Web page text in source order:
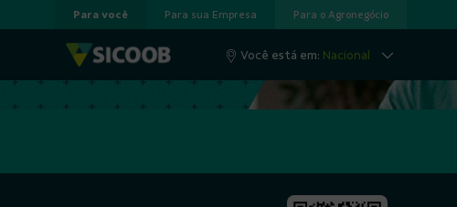
Pular para o Conteúdo principal
Para você Para sua Empresa Para o Agronegócio
Você está em: Nacional